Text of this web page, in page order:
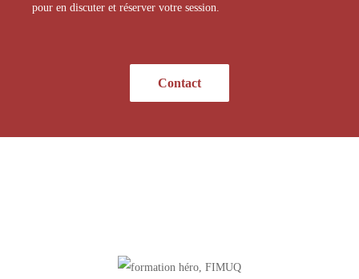
pour en discuter et réserver votre session.
Contact